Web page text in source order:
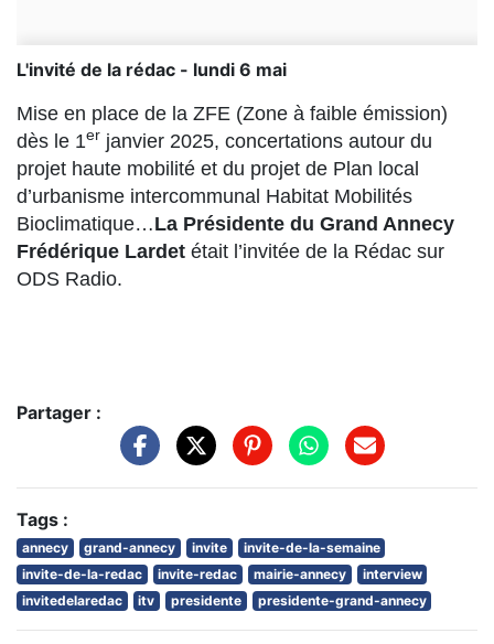
L'invité de la rédac - lundi 6 mai
Mise en place de la ZFE (Zone à faible émission)
dès le 1er janvier 2025, concertations autour du
projet haute mobilité et du projet de Plan local
d’urbanisme intercommunal Habitat Mobilités
Bioclimatique…La Présidente du Grand Annecy
Frédérique Lardet était l’invitée de la Rédac sur
ODS Radio.
Partager :
Tags :
annecy grand-annecy invite
invite-de-la-semaine
invite-de-la-redac
invite-redac mairie-annecy
interview
invitedelaredac
itv presidente presidente-grand-annecy